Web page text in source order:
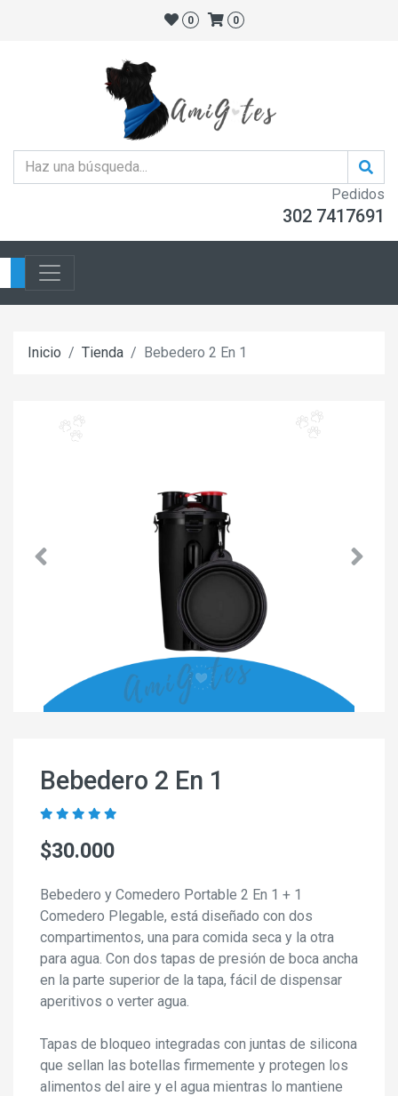
0 0
Pedidos
302 7417691
Inicio Tienda Bebedero 2 En 1
Bebedero 2 En 1
$30.000
Bebedero y Comedero Portable 2 En 1 + 1
Comedero Plegable, está diseñado con dos
compartimentos, una para comida seca y la otra
para agua. Con dos tapas de presión de boca ancha
en la parte superior de la tapa, fácil de dispensar
aperitivos o verter agua.
Tapas de bloqueo integradas con juntas de silicona
que sellan las botellas firmemente y protegen los
alimentos del aire y el agua mientras lo mantiene